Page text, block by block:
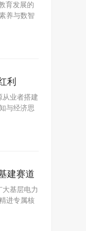
育发展的
养与数智
利
从业者搭建
与经济思
建赛道
基层电力
进专属核